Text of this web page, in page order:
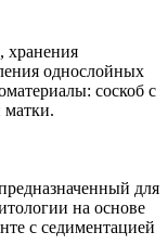
хранения
однослойных
соскоб с
матки.
для
на основе
с седиментацией